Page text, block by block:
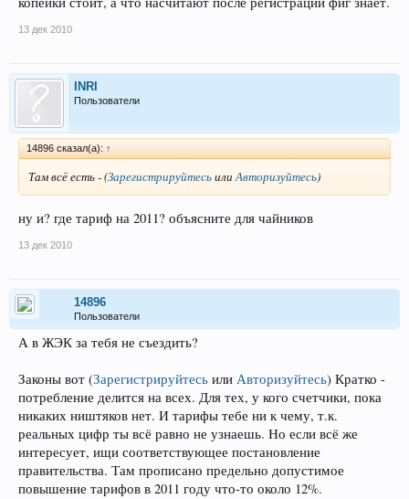
13 дек 2010
INRI
Пользователи
14896 сказал(а): ↑
Там всё есть -(ЗарегистрируйтесьилиАвторизуйтесь)
ну и? где тариф на 2011? объясните для чайников
13 дек 2010
14896
Пользователи
А в ЖЭК за тебя не съездить?
Законы вот (Зарегистрируйтесь или Авторизуйтесь) Кратко -
потребление делится на всех. Для тех, у кого счетчики, пока
никаких ништяков нет. И тарифы тебе ни к чему, т.к.
реальных цифр ты всё равно не узнаешь. Но если всё же
интересует, ищи соответствующее постановление
правительства. Там прописано предельно допустимое
повышение тарифов в 2011 году что-то около 12%.